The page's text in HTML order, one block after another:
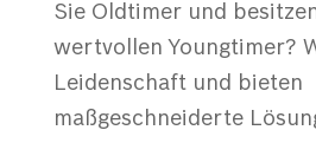
Sie Oldtimer und
wertvollen Youngtimer?
Leidenschaft und bieten
maßgeschneiderte